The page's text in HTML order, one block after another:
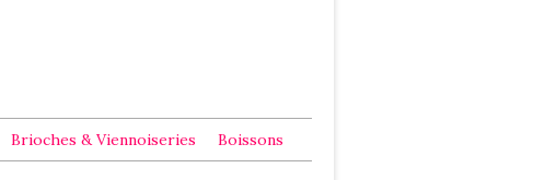
Brioches & Viennoiseries Boissons